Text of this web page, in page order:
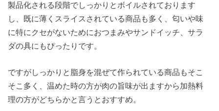
製品化される段階でしっかりとボイルされております
し、既に薄くスライスされている商品も多く、匂いや味
に特にクセがないためにおつまみやサンドイッチ、サラ
ダの具にもぴったりです。
ですがしっかりと脂身を混ぜて作られている商品もそこ
そこ多く、温めた時の方が肉の旨味が出ますから加熱料
理の方がどちらかと言うとおすすめ。